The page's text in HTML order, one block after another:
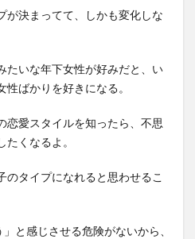
が決まってて、しかも変化しな
たいな年下女性が好みだと、い
ばかりを好きになる。
恋愛スタイルを知ったら、不思
くなるよ。
のタイプになれると思わせるこ
と感じさせる危険がないから、